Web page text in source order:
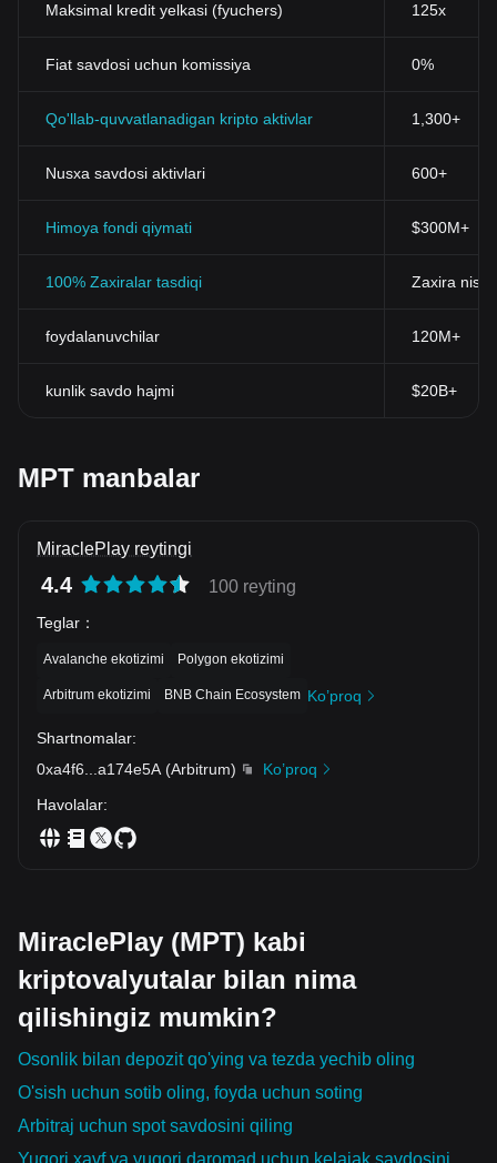
Maksimal kredit yelkasi (fyuchers) 125x
Fiat savdosi uchun komissiya 0%
Qo'llab-quvvatlanadigan kripto aktivlar 1,300+
Nusxa savdosi aktivlari 600+
Himoya fondi qiymati $300M+
100% Zaxiralar tasdiqi Zaxira
foydalanuvchilar 120M+
kunlik savdo hajmi $20B+
MPT manbalar
MiraclePlay reytingi
4.4 100 reyting
Teglar ：
Avalanche ekotizimi Polygon ekotizimi
Arbitrum ekotizimi BNB Chain Ecosystem Ko’proq
Shartnomalar:
0xa4f6
a174e5A (Arbitrum)
Ko’proq
Havolalar:
MiraclePlay (MPT) kabi
kriptovalyutalar bilan nima
qilishingiz mumkin?
Osonlik bilan depozit qo'ying va tezda yechib oling
O'sish uchun sotib oling, foyda uchun soting
Arbitraj uchun spot savdosini qiling
Yuqori xavf va yuqori daromad uchun kelajak savdosini